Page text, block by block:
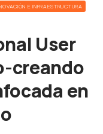
E INFRAESTRUCTURA
User
creando
en